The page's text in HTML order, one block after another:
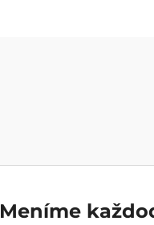
Meníme